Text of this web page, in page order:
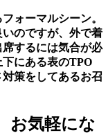
ォーマルシーン。
のですが、外で着
するには気合が必
にある表のTPO
策をしてあるお召
お気軽にな